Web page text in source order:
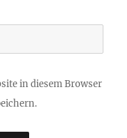
in diesem Browser